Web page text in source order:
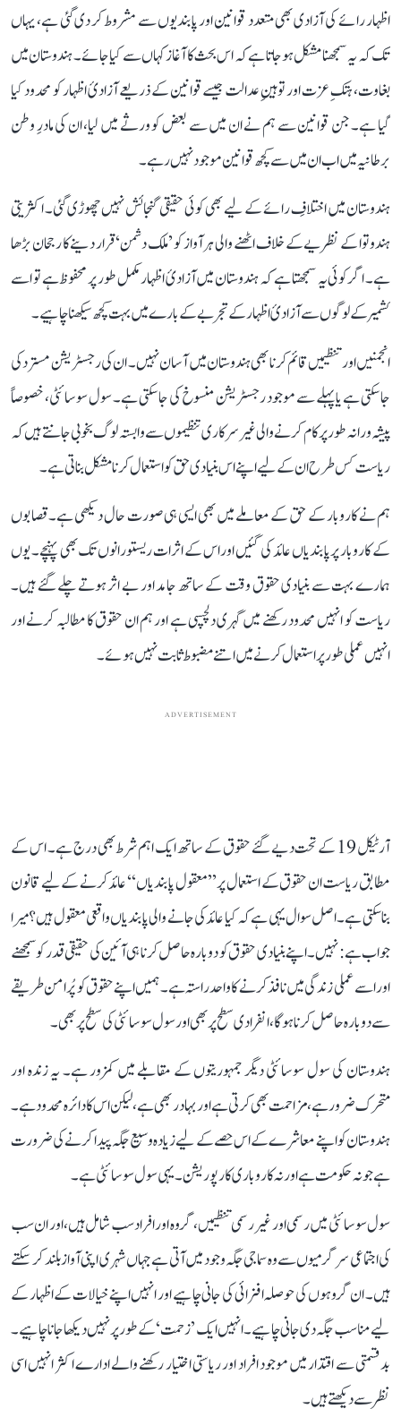
اظہار رائے کی آزادی بھی متعدد قوانین اور پابندیوں سے مشروط کر دی گئی ہے، یہاں
تک کہ یہ سمجھنا مشکل ہو جاتا ہے کہ اس بحث کا آغاز کہاں سے کیا جائے۔ ہندوستان میں
بغاوت، ہتکِ عزت اور توہینِ عدالت جیسے قوانین کے ذریعے آزادیٔ اظہار کو محدود کیا
گیا ہے۔ جن قوانین سے ہم نے ان میں سے بعض کو ورثے میں لیا، ان کی مادرِ وطن
برطانیہ میں اب ان میں سے کچھ قوانین موجود نہیں رہے۔
ہندوستان میں اختلافِ رائے کے لیے بھی کوئی حقیقی گنجائش نہیں چھوڑی گئی۔ اکثریتی
ہندوتوا کے نظریے کے خلاف اٹھنے والی ہر آواز کو ’ملک دشمن‘ قرار دینے کا رجحان بڑھا
ہے۔ اگر کوئی یہ سمجھتا ہے کہ ہندوستان میں آزادیٔ اظہار مکمل طور پر محفوظ ہے تو اسے
کشمیر کے لوگوں سے آزادیٔ اظہار کے تجربے کے بارے میں بہت کچھ سیکھنا چاہیے۔
انجمنیں اور تنظیمیں قائم کرنا بھی ہندوستان میں آسان نہیں۔ ان کی رجسٹریشن مسترد کی
جا سکتی ہے یا پہلے سے موجود رجسٹریشن منسوخ کی جا سکتی ہے۔ سول سوسائٹی، خصوصاً
پیشہ ورانہ طور پر کام کرنے والی غیر سرکاری تنظیموں سے وابستہ لوگ بخوبی جانتے ہیں کہ
ریاست کس طرح ان کے لیے اپنے اس بنیادی حق کو استعمال کرنا مشکل بناتی ہے۔
ہم نے کاروبار کے حق کے معاملے میں بھی ایسی ہی صورت حال دیکھی ہے۔ قصابوں
کے کاروبار پر پابندیاں عائد کی گئیں اور اس کے اثرات ریستورانوں تک بھی پہنچے۔ یوں
ہمارے بہت سے بنیادی حقوق وقت کے ساتھ جامد اور بے اثر ہوتے چلے گئے ہیں۔
ریاست کو انہیں محدود رکھنے میں گہری دلچسپی ہے اور ہم ان حقوق کا مطالبہ کرنے اور
انہیں عملی طور پر استعمال کرنے میں اتنے مضبوط ثابت نہیں ہوئے۔
ADVERTISEMENT
آرٹیکل 19 کے تحت دیے گئے حقوق کے ساتھ ایک اہم شرط بھی درج ہے۔ اس کے
مطابق ریاست ان حقوق کے استعمال پر ’’معقول پابندیاں‘‘ عائد کرنے کے لیے قانون
بنا سکتی ہے۔ اصل سوال یہی ہے کہ کیا عائد کی جانے والی پابندیاں واقعی معقول ہیں؟ میرا
جواب ہے: نہیں۔ اپنے بنیادی حقوق کو دوبارہ حاصل کرنا ہی آئین کی حقیقی قدر کو سمجھنے
اور اسے عملی زندگی میں نافذ کرنے کا واحد راستہ ہے۔ ہمیں اپنے حقوق کو پُرامن طریقے
سے دوبارہ حاصل کرنا ہوگا، انفرادی سطح پر بھی اور سول سوسائٹی کی سطح پر بھی۔
ہندوستان کی سول سوسائٹی دیگر جمہوریتوں کے مقابلے میں کمزور ہے۔ یہ زندہ اور
متحرک ضرور ہے، مزاحمت بھی کرتی ہے اور بہادر بھی ہے، لیکن اس کا دائرہ محدود ہے۔
ہندوستان کو اپنے معاشرے کے اس حصے کے لیے زیادہ وسیع جگہ پیدا کرنے کی ضرورت
ہے جو نہ حکومت ہے اور نہ کاروباری کارپوریشن۔ یہی سول سوسائٹی ہے۔
سول سوسائٹی میں رسمی اور غیر رسمی تنظیمیں، گروہ اور افراد سب شامل ہیں، اور ان سب
کی اجتماعی سرگرمیوں سے وہ سماجی جگہ وجود میں آتی ہے جہاں شہری اپنی آواز بلند کر سکتے
ہیں۔ ان گروہوں کی حوصلہ افزائی کی جانی چاہیے اور انہیں اپنے خیالات کے اظہار کے
لیے مناسب جگہ دی جانی چاہیے۔ انہیں ایک ’زحمت‘ کے طور پر نہیں دیکھا جانا چاہیے۔
بدقسمتی سے اقتدار میں موجود افراد اور ریاستی اختیار رکھنے والے ادارے اکثر انہیں اسی
نظر سے دیکھتے ہیں۔